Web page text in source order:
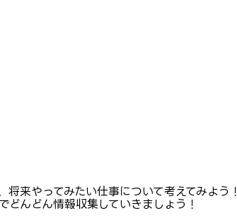
来やってみたい仕事について考えてみよう！
んどん情報収集していきましょう！